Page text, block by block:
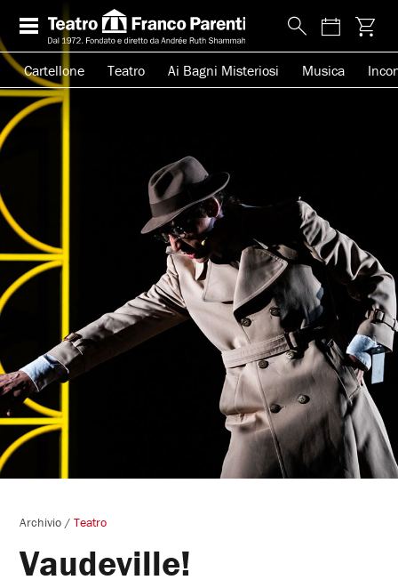
Cartellone Teatro Ai Bagni Misteriosi Musica
Archivio /Teatro
Vaudeville!